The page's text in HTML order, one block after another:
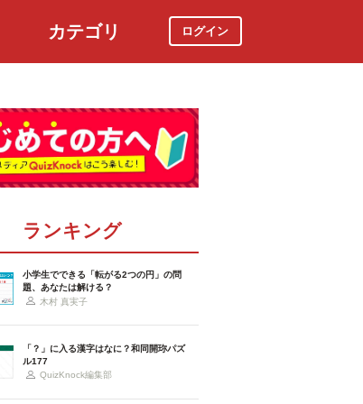
カテゴリ ログイン
ランキング
小学生でできる「転がる2つの円」の問
題、あなたは解ける？
木村 真実子
「？」に入る漢字はなに？和同開珎パズ
ル177
QuizKnock編集部